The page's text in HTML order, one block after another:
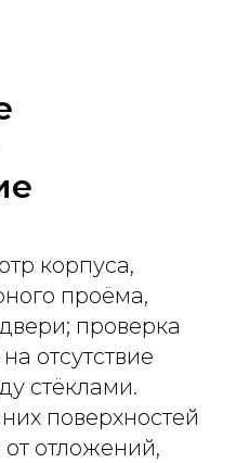
корпуса,
проёма,
проверка
отсутствие
стёклами.
поверхностей
отложений,